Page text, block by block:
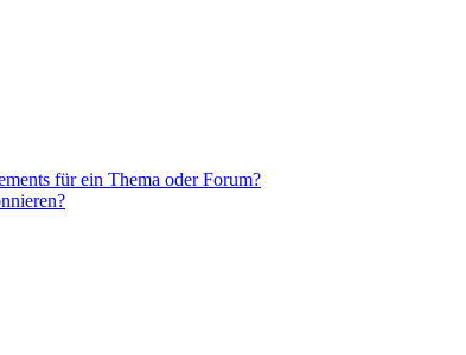
für ein Thema oder Forum?